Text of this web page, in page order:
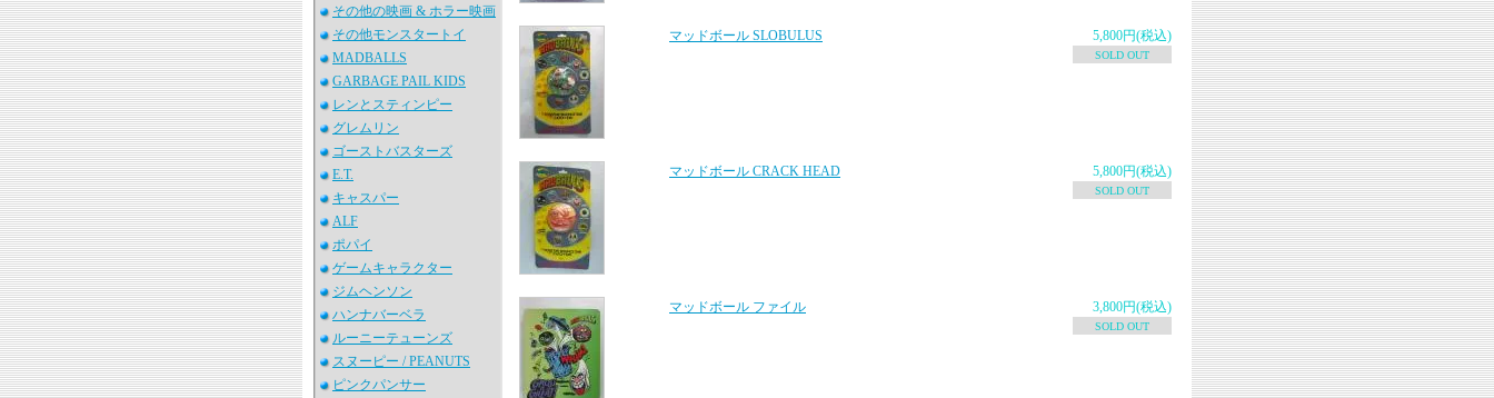
その他の映画 & ホラー映画
その他モンスタートイ
MADBALLS
GARBAGE PAIL KIDS
レンとスティンピー
グレムリン
ゴーストバスターズ
E.T.
キャスパー
ALF
ポパイ
ゲームキャラクター
ジムヘンソン
ハンナバーベラ
ルーニーテューンズ
スヌーピー / PEANUTS
ピンクパンサー
5,800円(税込)
SOLD OUT
マッドボール SLOBULUS
5,800円(税込)
SOLD OUT
マッドボール CRACK HEAD
3,800円(税込)
SOLD OUT
マッドボール ファイル